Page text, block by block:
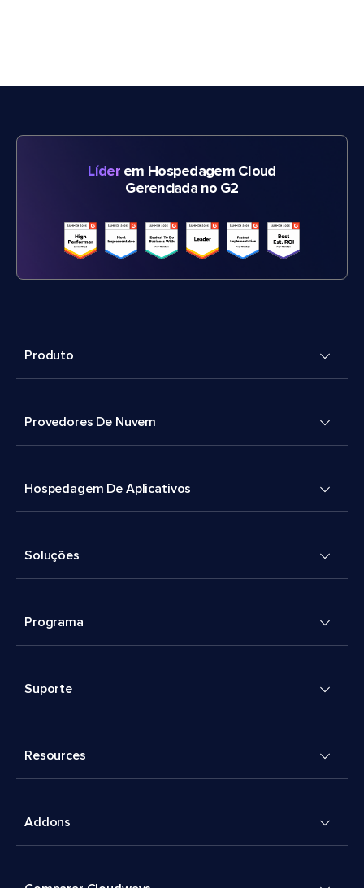
Líderem Hospedagem Cloud
Gerenciada no G2
Produto
Provedores De Nuvem
Hospedagem De Aplicativos
Soluções
Programa
Suporte
Resources
Addons